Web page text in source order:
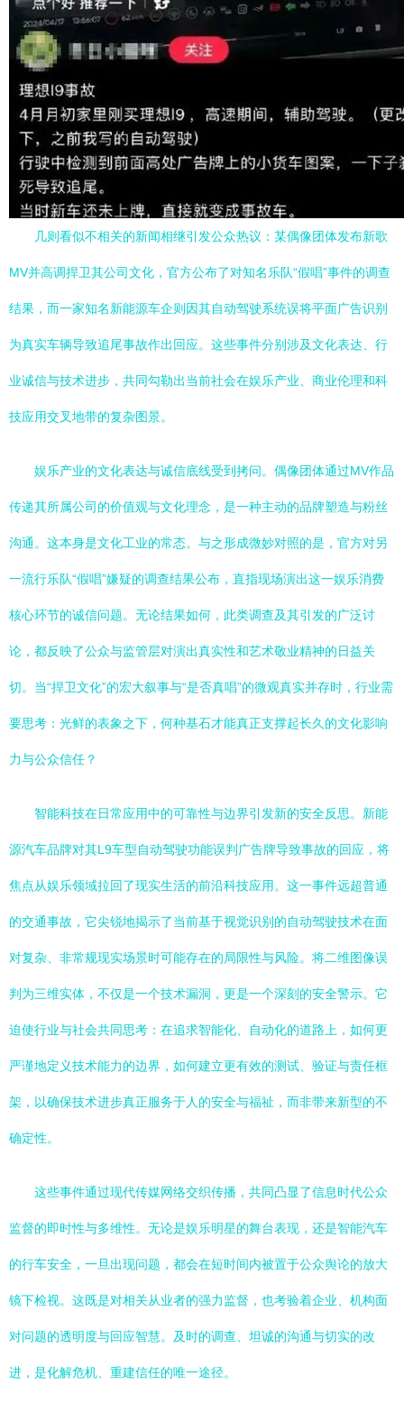
几则看似不相关的新闻相继引发公众热议：某偶像团体发布新歌
MV并高调捍卫其公司文化，官方公布了对知名乐队“假唱”事件的调查
结果，而一家知名新能源车企则因其自动驾驶系统误将平面广告识别
为真实车辆导致追尾事故作出回应。这些事件分别涉及文化表达、行
业诚信与技术进步，共同勾勒出当前社会在娱乐产业、商业伦理和科
技应用交叉地带的复杂图景。
娱乐产业的文化表达与诚信底线受到拷问。偶像团体通过MV作品
传递其所属公司的价值观与文化理念，是一种主动的品牌塑造与粉丝
沟通。这本身是文化工业的常态。与之形成微妙对照的是，官方对另
一流行乐队“假唱”嫌疑的调查结果公布，直指现场演出这一娱乐消费
核心环节的诚信问题。无论结果如何，此类调查及其引发的广泛讨
论，都反映了公众与监管层对演出真实性和艺术敬业精神的日益关
切。当“捍卫文化”的宏大叙事与“是否真唱”的微观真实并存时，行业需
要思考：光鲜的表象之下，何种基石才能真正支撑起长久的文化影响
力与公众信任？
智能科技在日常应用中的可靠性与边界引发新的安全反思。新能
源汽车品牌对其L9车型自动驾驶功能误判广告牌导致事故的回应，将
焦点从娱乐领域拉回了现实生活的前沿科技应用。这一事件远超普通
的交通事故，它尖锐地揭示了当前基于视觉识别的自动驾驶技术在面
对复杂、非常规现实场景时可能存在的局限性与风险。将二维图像误
判为三维实体，不仅是一个技术漏洞，更是一个深刻的安全警示。它
迫使行业与社会共同思考：在追求智能化、自动化的道路上，如何更
严谨地定义技术能力的边界，如何建立更有效的测试、验证与责任框
架，以确保技术进步真正服务于人的安全与福祉，而非带来新型的不
确定性。
这些事件通过现代传媒网络交织传播，共同凸显了信息时代公众
监督的即时性与多维性。无论是娱乐明星的舞台表现，还是智能汽车
的行车安全，一旦出现问题，都会在短时间内被置于公众舆论的放大
镜下检视。这既是对相关从业者的强力监督，也考验着企业、机构面
对问题的透明度与回应智慧。及时的调查、坦诚的沟通与切实的改
进，是化解危机、重建信任的唯一途径。